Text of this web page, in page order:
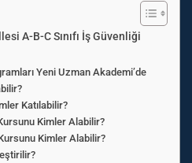
A-B-C Sınıfı İş Güvenliği
Yeni Uzman Akademi’de
Katılabilir?
Kursunu Kimler Alabilir?
Kursunu Kimler Alabilir?